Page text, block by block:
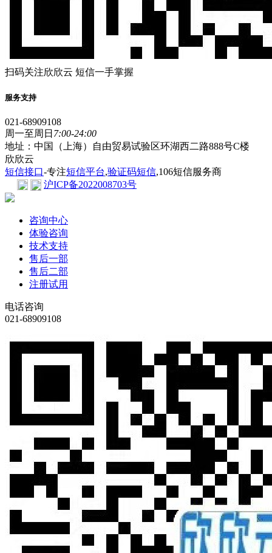
扫码关注欣欣云 短信一手掌握
服务支持
021-68909108
周一至周日 7:00-24:00
地址：中国（上海）自由贸易试验区环湖西二路888号C楼
欣欣云
短信接口-专注短信平台,验证码短信,106短信服务商
沪ICP备2022008703号
咨询中心
体验咨询
技术支持
售后一部
售后二部
注册试用
电话咨询
021-68909108